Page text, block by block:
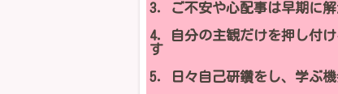
3．ご不安や心配事は早期に
4．自分の主観だけを押し付
す
5．日々自己研鑽をし、学ぶ